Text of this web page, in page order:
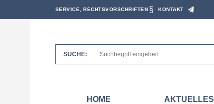
SERVICE, RECHTSVORSCHRIFTEN KONTAKT
SUCHE:
HOME AKTUELLES